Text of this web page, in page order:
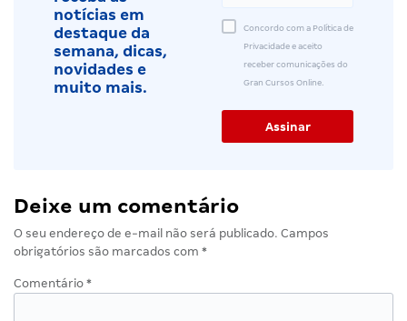
notícias em
destaque da
semana, dicas,
novidades e
muito mais.
Concordo com a Política de
Privacidade e aceito
receber comunicações do
Gran Cursos Online.
Deixe um comentário
O seu endereço de e-mail não será publicado. Campos
obrigatórios são marcados com *
Comentário *